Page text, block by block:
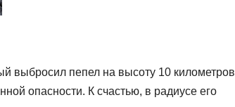
выбросил пепел на высоту 10 километров
опасности. К счастью, в радиусе его